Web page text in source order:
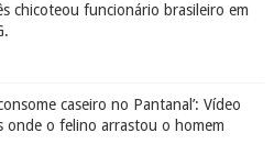
chicoteou funcionário brasileiro em
caseiro no Pantanal’: Vídeo
onde o felino arrastou o homem